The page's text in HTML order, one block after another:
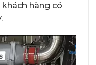
hàng có